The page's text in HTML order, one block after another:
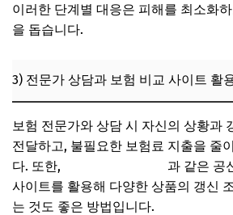
이러한 단계별 대응은 피해를 최소화
을 돕습니다.
3) 전문가 상담과 보험 비교 사이트 활
보험 전문가와 상담 시 자신의 상황과
전달하고, 불필요한 보험료 지출을 줄
다. 또한,
과 같은 공
사이트를 활용해 다양한 상품의 갱신
는 것도 좋은 방법입니다.